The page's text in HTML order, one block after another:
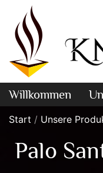
Willkommen
Start / Unsere
Palo